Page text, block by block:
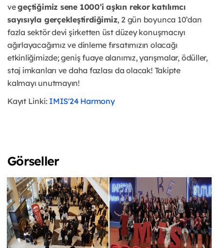
vegeçtiğimiz sene 1000’i aşkın rekor katılımcı
sayısıyla gerçekleştirdiğimiz, 2 gün boyunca 10’dan
fazla sektör devi şirketten üst düzey konuşmacıyı
ağırlayacağımız ve dinleme fırsatımızın olacağı
etkinliğimizde; geniş fuaye alanımız, yarışmalar, ödüller,
staj imkanları ve daha fazlası da olacak! Takipte
kalmayı unutmayın!
Kayıt Linki: IMIS'24 Harmony
Görseller